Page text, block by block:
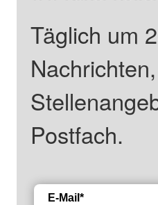
Täglich um
Postfach.
E-Mail*